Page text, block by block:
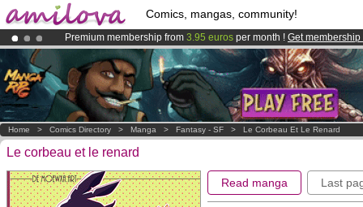
Comics, mangas, community!
Premium membership from 3.95 euros per month ! Get membership
AmilovaKickstarter is now LIVE!.
Already 134393 membersand 1208 comics & mangas!.
Home > Comics Directory > Manga > Fantasy - SF > Le Corbeau Et Le Renard
Le corbeau et le renard
Read manga Last